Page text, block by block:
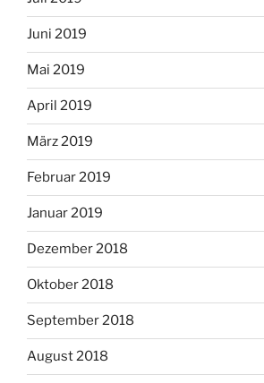
Juni 2019
Mai 2019
April 2019
März 2019
Februar 2019
Januar 2019
Dezember 2018
Oktober 2018
September 2018
August 2018